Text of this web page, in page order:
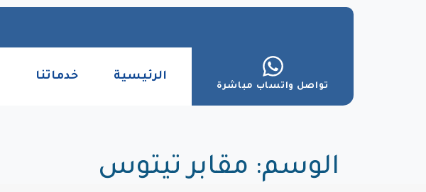
تواصل واتساب مباشرة
الرئيسية خدماتنا
الوسم: مقابر تيتوس